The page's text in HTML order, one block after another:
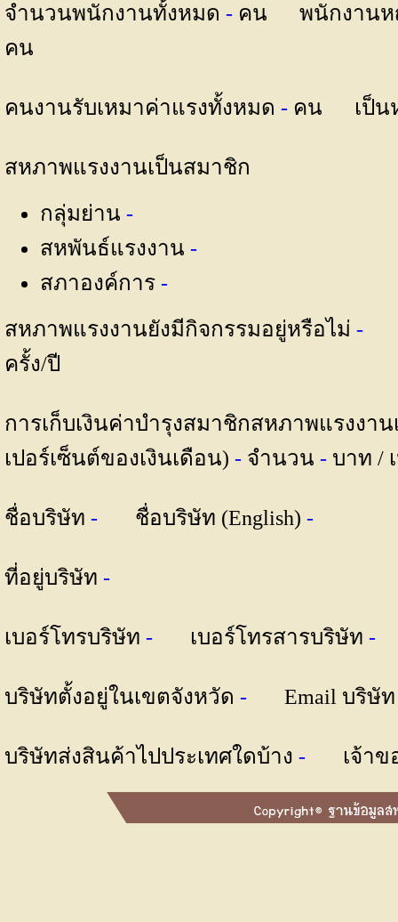
จำนวนพนักงานทั้งหมด - คน พนักงาน
คน
คนงานรับเหมาค่าแรงทั้งหมด - คน เป็น
สหภาพแรงงานเป็นสมาชิก
กลุ่มย่าน -
สหพันธ์แรงงาน -
สภาองค์การ -
สหภาพแรงงานยังมีกิจกรรมอยู่หรือไม่ -
ครั้ง/ปี
การเก็บเงินค่าบำรุงสมาชิกสหภาพแรงงาน
เปอร์เซ็นต์ของเงินเดือน) - จำนวน - บาท /
ชื่อบริษัท - ชื่อบริษัท (English) -
ที่อยู่บริษัท -
เบอร์โทรบริษัท - เบอร์โทรสารบริษัท
บริษัทตั้งอยู่ในเขตจังหวัด - Email บริษั
บริษัทส่งสินค้าไปประเทศใดบ้าง - เจ้า